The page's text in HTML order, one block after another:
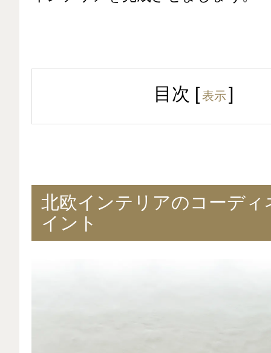
目次 [表示]
北欧インテリアのコーディ
イント